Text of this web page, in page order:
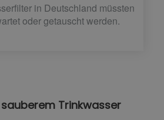
in Deutschland müssten
oder getauscht werden.
Trinkwasser